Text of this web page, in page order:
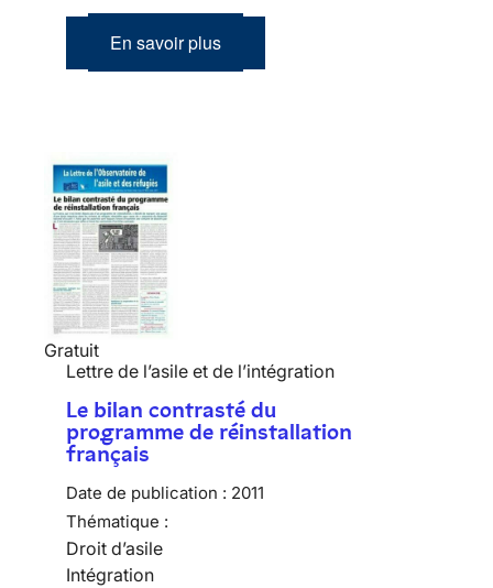
En savoir plus
Gratuit
Lettre de l’asile et de l’intégration
Le bilan contrasté du
programme de réinstallation
français
Date de publication : 2011
Thématique :
Droit d’asile
Intégration